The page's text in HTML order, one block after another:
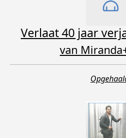
Verlaat 40 jaar
van